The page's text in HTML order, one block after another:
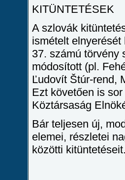
KITÜNTETÉSEK
A szlovák
ismételt
37. számú törvény
módosított (pl.
Ľudovít Štúr-rend,
Ezt követően is
Köztársaság
Bár teljesen új,
elemei, részletei
közötti